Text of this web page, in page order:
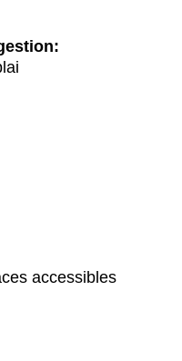
accessibles